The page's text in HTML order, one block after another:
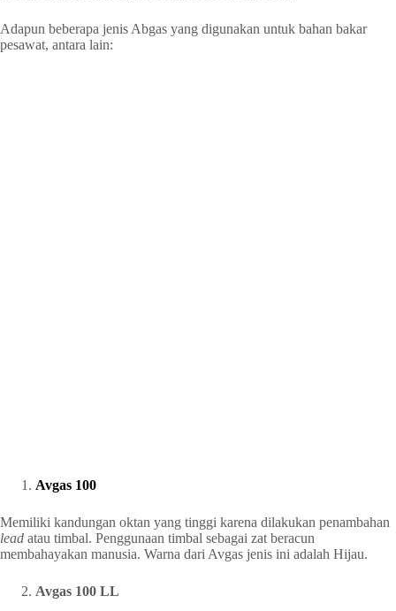
Adapun beberapa jenis Abgas yang digunakan untuk bahan bakar
pesawat, antara lain:
Avgas 100
Memiliki kandungan oktan yang tinggi karena dilakukan penambahan
lead atau timbal. Penggunaan timbal sebagai zat beracun
membahayakan manusia. Warna dari Avgas jenis ini adalah Hijau.
Avgas 100 LL